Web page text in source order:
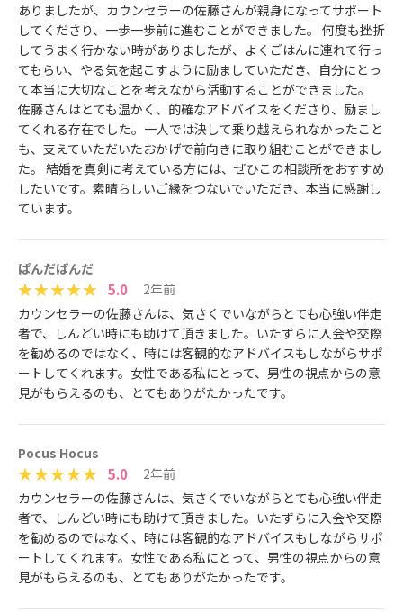
ありましたが、カウンセラーの佐藤さんが親身になってサポート
してくださり、一歩一歩前に進むことができました。 何度も挫折
してうまく行かない時がありましたが、よくごはんに連れて行っ
てもらい、やる気を起こすように励ましていただき、自分にとっ
て本当に大切なことを考えながら活動することができました。
佐藤さんはとても温かく、的確なアドバイスをくださり、励まし
てくれる存在でした。一人では決して乗り越えられなかったこと
も、支えていただいたおかげで前向きに取り組むことができまし
た。 結婚を真剣に考えている方には、ぜひこの相談所をおすすめ
したいです。素晴らしいご縁をつないでいただき、本当に感謝し
ています。
ぱんだぱんだ
5.0
2年前
カウンセラーの佐藤さんは、気さくでいながらとても心強い伴走
者で、しんどい時にも助けて頂きました。いたずらに入会や交際
を勧めるのではなく、時には客観的なアドバイスもしながらサポ
ートしてくれます。女性である私にとって、男性の視点からの意
見がもらえるのも、とてもありがたかったです。
Pocus Hocus
5.0
2年前
カウンセラーの佐藤さんは、気さくでいながらとても心強い伴走
者で、しんどい時にも助けて頂きました。いたずらに入会や交際
を勧めるのではなく、時には客観的なアドバイスもしながらサポ
ートしてくれます。女性である私にとって、男性の視点からの意
見がもらえるのも、とてもありがたかったです。